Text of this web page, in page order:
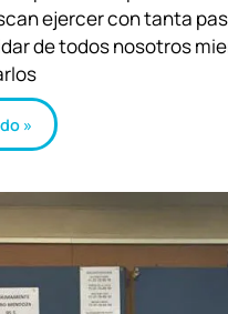
ejercer con tanta
de todos nosotros
»